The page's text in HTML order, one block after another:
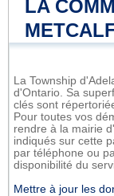
LA
La Township
d'Ontario. Sa
clés sont
Pour toutes vos
rendre à la mairie
indiqués sur cette
par téléphone ou
disponibilité du
Mettre à jour les